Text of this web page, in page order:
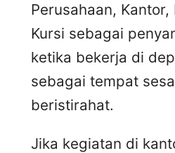
Perusahaan, Kantor,
Kursi sebagai
ketika bekerja di
sebagai tempat
beristirahat.
Jika kegiatan di